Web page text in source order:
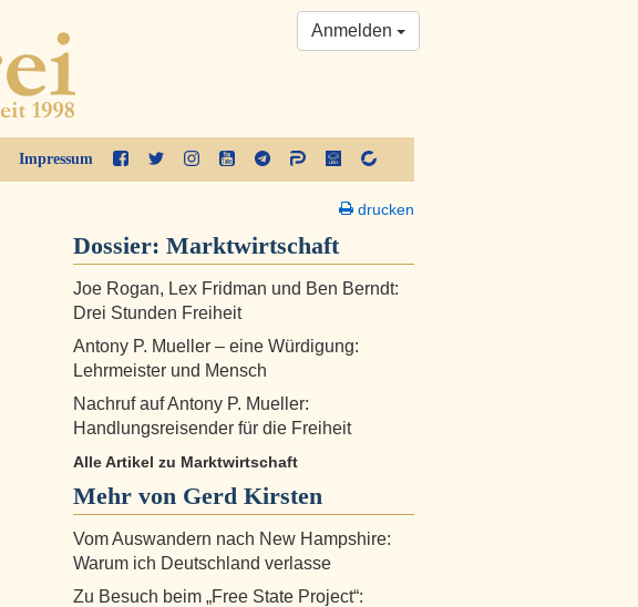
Impressum
Anmelden
drucken
Dossier: Marktwirtschaft
Joe Rogan, Lex Fridman und Ben Berndt:
Drei Stunden Freiheit
Antony P. Mueller – eine Würdigung:
Lehrmeister und Mensch
Nachruf auf Antony P. Mueller:
Handlungsreisender für die Freiheit
Alle Artikel zu Marktwirtschaft
Mehr von Gerd Kirsten
Vom Auswandern nach New Hampshire:
Warum ich Deutschland verlasse
Zu Besuch beim „Free State Project“: